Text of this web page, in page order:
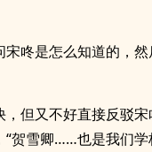
宋咚是怎么知道的，
，但又不好直接反驳
“贺雪卿……也是我们学